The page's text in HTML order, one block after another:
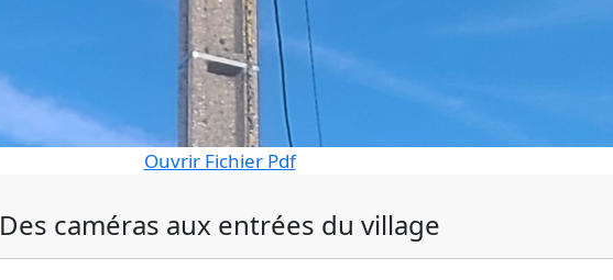
Ouvrir Fichier Pdf
Des caméras aux entrées du village